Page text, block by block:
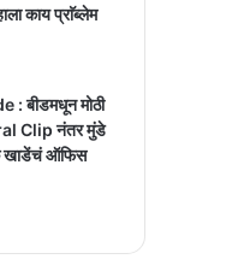
काय प्राॅब्लेम
बीडमधून मोठी
Clip नंतर मुंडे
खाडेंचं ऑफिस